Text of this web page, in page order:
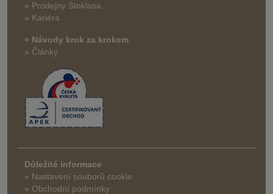
» Prodejny Stoklasa
» Kariéra
» Návody krok za krokem
» Články
Důležité informace
» Nastavení souborů cookie
» Obchodní podmínky